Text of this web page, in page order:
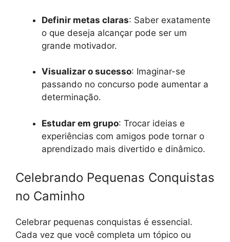
Definir metas claras: Saber exatamente
o que deseja alcançar pode ser um
grande motivador.
Visualizar o sucesso: Imaginar-se
passando no concurso pode aumentar a
determinação.
Estudar em grupo: Trocar ideias e
experiências com amigos pode tornar o
aprendizado mais divertido e dinâmico.
Celebrando Pequenas Conquistas
no Caminho
Celebrar pequenas conquistas é essencial.
Cada vez que você completa um tópico ou